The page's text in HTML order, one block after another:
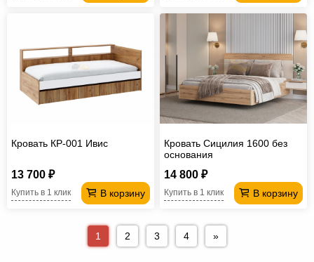
Кровать КР-001 Ивис
13 700 ₽
В корзину
Купить в 1 клик
Кровать Сицилия 1600 без
основания
14 800 ₽
В корзину
Купить в 1 клик
1 2 3 4 »